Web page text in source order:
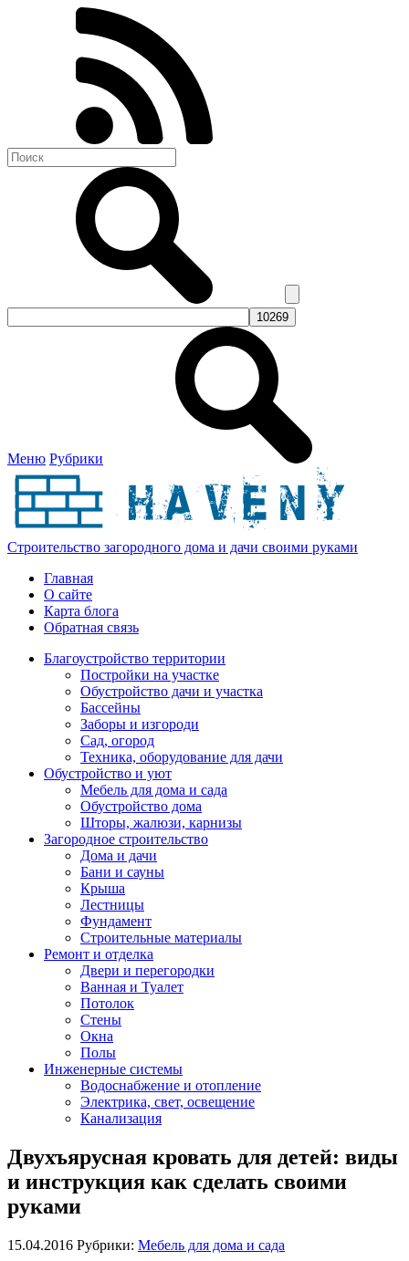
Меню Рубрики
Строительство загородного дома и дачи своими руками
Главная
О сайте
Карта блога
Обратная связь
Благоустройство территории
Постройки на участке
Обустройство дачи и участка
Бассейны
Заборы и изгороди
Сад, огород
Техника, оборудование для дачи
Обустройство и уют
Мебель для дома и сада
Обустройство дома
Шторы, жалюзи, карнизы
Загородное строительство
Дома и дачи
Бани и сауны
Крыша
Лестницы
Фундамент
Строительные материалы
Ремонт и отделка
Двери и перегородки
Ванная и Туалет
Потолок
Стены
Окна
Полы
Инженерные системы
Водоснабжение и отопление
Электрика, свет, освещение
Канализация
Двухъярусная кровать для детей: виды
и инструкция как сделать своими
руками
15.04.2016 Рубрики: Мебель для дома и сада